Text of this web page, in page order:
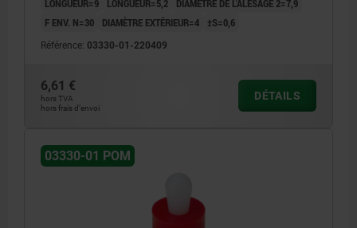
LONGUEUR=9
LONGUEUR=5,2
DIAMÈTRE DE L'ALÉSAGE 2=7,9
F ENV. N=30
DIAMÈTRE EXTÉRIEUR=4 ±S=0,6
Référence: 03330-01-220409
6,61 €
hors TVA
hors frais d’envoi
DÉTAILS
03330-01 POM